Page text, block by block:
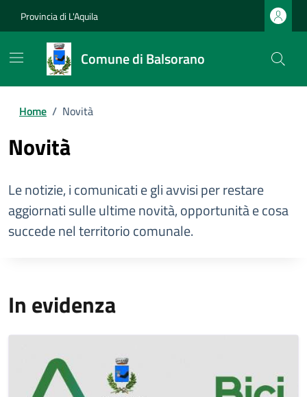
Provincia di L'Aquila
Comune di Balsorano
Home / Novità
Novità
Le notizie, i comunicati e gli avvisi per restare
aggiornati sulle ultime novità, opportunità e cosa
succede nel territorio comunale.
In evidenza